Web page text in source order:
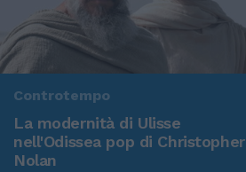
Controtempo
La modernità di Ulisse
nell'Odissea pop di Christopher
Nolan